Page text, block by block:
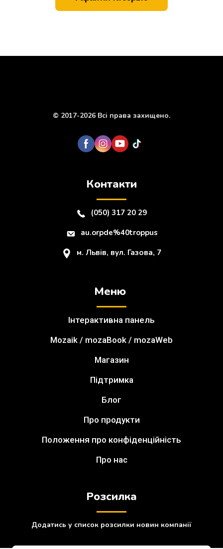
© 2017-2026 Всі права захищено.
Контакти
(050) 317 20 29
au.orpde%40troppus
м. Львів, вул. Газова, 7
Меню
Інтерактивна панель
Mozaik / mozaBook / mozaWeb
Магазин
Підтримка
Блог
Про продукти
Положення про конфіденційність
Про нас
Розсилка
Додатись у список розсилки новин компанії